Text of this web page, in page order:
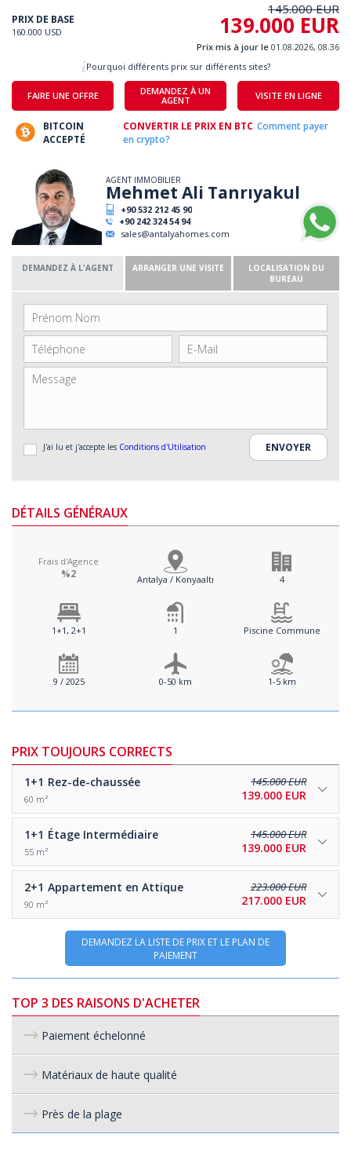
PRIX DE BASE
160.000 USD
145.000 EUR
139.000 EUR
Prix mis à jour le 01.08.2026, 08.36
FAIRE UNE OFFRE
DEMANDEZ À UN
AGENT
VISITE EN LIGNE
Pourquoi différents prix sur différents sites?
BITCOIN
ACCEPTÉ
CONVERTIR LE PRIX EN BTC Comment payer
en crypto?
AGENT IMMOBILIER
Mehmet Ali Tanrıyakul
+90 532 212 45 90
+90 242 324 54 94
sales@antalyahomes.com
DEMANDEZ À L'AGENT ARRANGER UNE VISITE
LOCALISATION DU
BUREAU
J'ai lu et j'accepte les Conditions d'Utilisation
DÉTAILS GÉNÉRAUX
Frais d'Agence
%2 Antalya / Konyaaltı 4
1+1, 2+1 1 Piscine Commune
9 / 2025 0-50 km 1-5 km
PRIX TOUJOURS CORRECTS
1+1 Rez-de-chaussée
60 m²
145.000 EUR
139.000 EUR
1+1 Étage Intermédiaire
55 m²
145.000 EUR
139.000 EUR
2+1 Appartement en Attique
90 m²
223.000 EUR
217.000 EUR
DEMANDEZ LA LISTE DE PRIX ET LE PLAN DE
PAIEMENT
TOP 3 DES RAISONS D'ACHETER
Paiement échelonné
Matériaux de haute qualité
Près de la plage